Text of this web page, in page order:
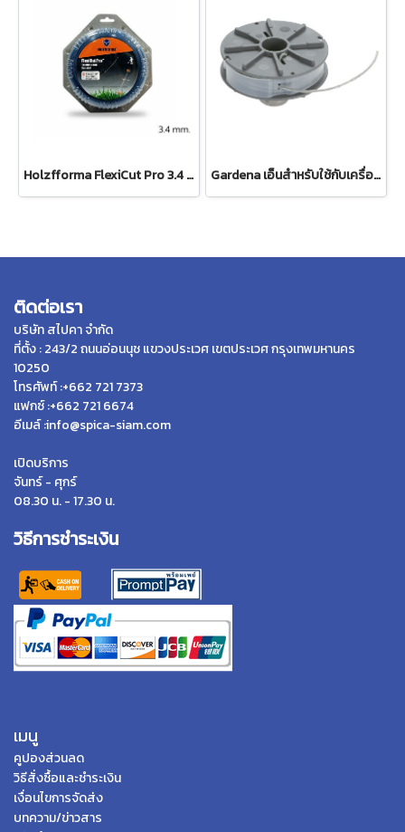
Holzfforma FlexiCut Pro 3.4 mm / .134" x 30m. เอ็นตัดหญ้า ฟันเลื่อย ขนาด 3.4 มม. 30 ม. Gardena เอ็นสำหรับใช้กับเครื่องตัดหญ้า 300/23 (05307-20)
ติดต่อเรา
บริษัท สไปคา จำกัด
ที่ตั้ง : 243/2 ถนนอ่อนนุช แขวงประเวศ เขตประเวศ กรุงเทพมหานคร
10250
โทรศัพท์ :+662 721 7373
แฟกซ์ :+662 721 6674
อีเมล์ :info@spica-siam.com
เปิดบริการ
จันทร์ - ศุกร์
08.30 น. - 17.30 น.
วิธีการชำระเงิน
เมนู
คูปองส่วนลด
วิธีสั่งซื้อและชำระเงิน
เงื่อนไขการจัดส่ง
บทความ/ข่าวสาร